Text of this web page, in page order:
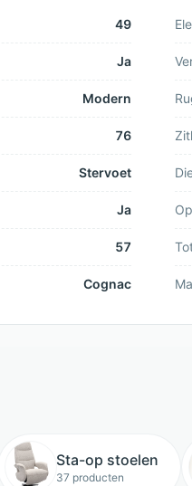
49
Ja
Modern
76
Stervoet
Ja
57
Cognac
Sta-op stoelen
37 producten